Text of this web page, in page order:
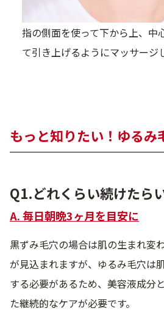
指の側面を使って下から上、中
て引き上げるようにマッサージ
もっと知りたい！ゆるみ
Q1.どれくらい続けたら
A. 毎日朝晩3ヶ月を目安に
黒ずみ毛穴の場合は肌の生まれ変
が見込まれますが、ゆるみ毛穴は
する必要があるため、美容液成分
た継続的なケアが必要です。